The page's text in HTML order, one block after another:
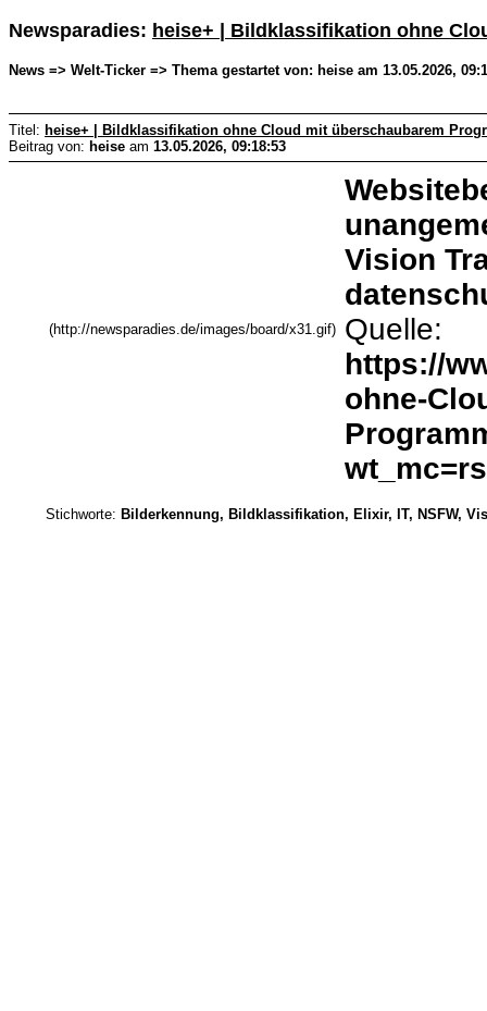
Newsparadies: heise+ | Bildklassifikation ohne
News => Welt-Ticker => Thema gestartet von: heise am 13.05.2026,
Titel: heise+ | Bildklassifikation ohne Cloud mit überschaubarem
Beitrag von: heise am 13.05.2026, 09:18:53
(http://newsparadies.de/images/board/x31.gif)
Vision
Quelle:
https://
ohne-
Stichworte: Bilderkennung, Bildklassifikation, Elixir, IT, NSFW,